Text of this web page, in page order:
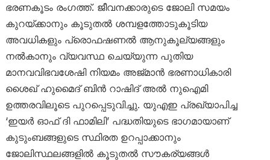
ഭരണകൂടം രംഗത്ത്. ജീവനക്കാരുടെ ജോലി സമയം
കുറയ്ക്കാനും കൂടുതൽ ശമ്പളത്തോടുകൂടിയ
അവധികളും പ്രൊഫഷണൽ ആനുകൂല്യങ്ങളും
നൽകാനും വ്യവസ്ഥ ചെയ്യുന്ന പുതിയ
മാനവവിഭവശേഷി നിയമം അജ്മാൻ ഭരണാധികാരി
ശൈഖ് ഹുമൈദ് ബിൻ റാഷിദ് അൽ നുഐമി
ഉത്തരവിലൂടെ പുറപ്പെടുവിച്ചു. യുഎഇ പ്രഖ്യാപിച്ച
‘ഇയർ ഓഫ് ദി ഫാമിലി’ പദ്ധതിയുടെ ഭാഗമായാണ്
കുടുംബങ്ങളുടെ സ്ഥിരത ഉറപ്പാക്കാനും
ജോലിസ്ഥലങ്ങളിൽ കൂടുതൽ സൗകര്യങ്ങൾ